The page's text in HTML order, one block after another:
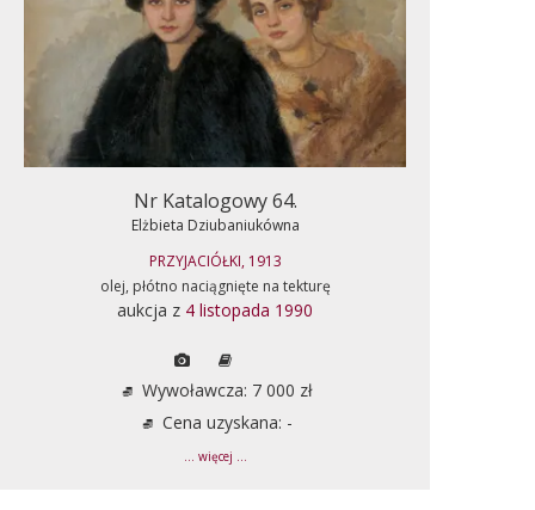
Nr Katalogowy 64.
Elżbieta Dziubaniukówna
PRZYJACIÓŁKI, 1913
olej, płótno naciągnięte na tekturę
aukcja z 4 listopada 1990
Wywoławcza: 7 000 zł
Cena uzyskana: -
... więcej ...